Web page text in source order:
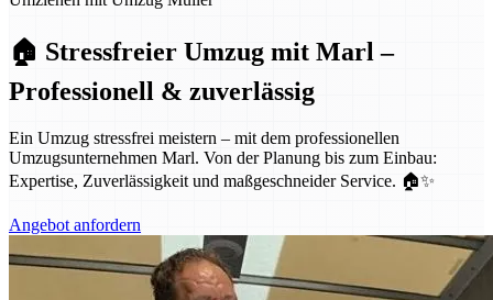
🏠 Stressfreier Umzug mit Marl –
Professionell & zuverlässig
Ein Umzug stressfrei meistern – mit dem professionellen
Umzugsunternehmen Marl. Von der Planung bis zum Einbau:
Expertise, Zuverlässigkeit und maßgeschneider Service. 🏠✨
Angebot anfordern